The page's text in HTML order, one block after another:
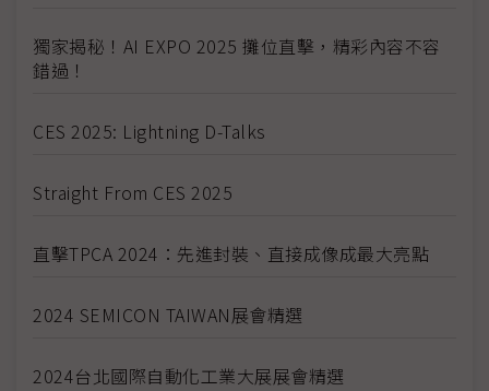
獨家揭秘！AI EXPO 2025 攤位直擊，精彩內容不容
錯過！
CES 2025: Lightning D-Talks
Straight From CES 2025
直擊TPCA 2024：先進封裝、直接成像成最大亮點
2024 SEMICON TAIWAN展會精選
2024台北國際自動化工業大展展會精選